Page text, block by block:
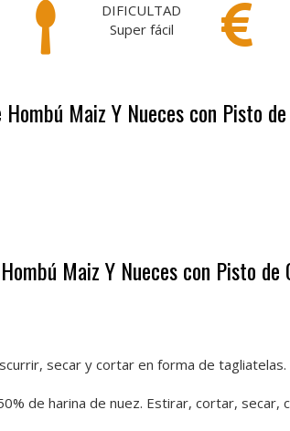
DIFICULTAD
Super fácil
Maiz Y Nueces con Pisto
Maiz Y Nueces con Pisto de
secar y cortar en forma de tagliatelas.
de harina de nuez. Estirar, cortar, secar,